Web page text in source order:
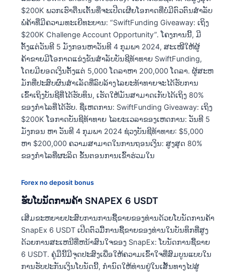
$200K ພວກເຮົາຕື່ນເຕັ້ນທີ່ຈະເປີດເຜີຍໂອກາດທີ່ບໍ່ມີຕົວຕົນສໍາລັບ
ພໍ່ຄ້າທີ່ມີຄວາມທະເຍີທະຍານ: “SwiftFunding Giveaway: ເຖິງ
$200K Challenge Account Opportunity”. ໂຄງການນີ້, ມີ
ຕັ້ງແຕ່ວັນທີ 5 ມັງກອນຫາວັນທີ 4 ກຸມພາ 2024, ສະເໜີໃຫ້ຜູ້
ຄ້າຂາຍມີໂອກາດແຂ່ງຂັນສໍາລັບບັນຊີທ້າທາຍ SwiftFunding,
ໂດຍມີຍອດເງິນຕັ້ງແຕ່ 5,000 ໂດລາຫາ 200,000 ໂດລາ. ຜູ້ສະຫ
ມັກທີ່ປະສົບຜົນສໍາເລັດທີ່ລົບລ້າງໄລຍະທ້າທາຍຈະໄດ້ຮັບການ
ເຂົ້າເຖິງບັນຊີທີ່ໄດ້ຮັບທຶນ, ເຮັດໃຫ້ມັນສາມາດເກັບໄດ້ເຖິງ 80%
ຂອງກໍາໄລທີ່ໄດ້ຮັບ. ຊື່ເຫດການ: SwiftFunding Giveaway: ເຖິງ
$200K ໂອກາດບັນຊີທ້າທາຍ ໄລຍະເວລາຂອງເຫດການ: ວັນທີ 5
ມັງກອນ ຫາ ວັນທີ 4 ກຸມພາ 2024 ຊ່ວງບັນຊີທ້າທາຍ: $5,000
ຫາ $200,000 ຄວາມສາມາດໃນການຖອນເງິນ: ສູງສຸດ 80%
ຂອງກໍາໄລທີ່ຜະລິດ ຂັ້ນຕອນການເຂົ້າຮ່ວມໃນ
Forex no deposit bonus
ຮັບໂບນັດການຄ້າ SNAPEX 6 USDT
ເສີມຂະຫຍາຍປະສົບການການຊື້ຂາຍຂອງທ່ານດ້ວຍໂບນັດການຄ້າ
SnapEx 6 USDT ເປີດຕົວມື້ການຊື້ຂາຍຂອງທ່ານໃນບັນທຶກທີ່ສູງ
ດ້ວຍການສະເຫນີທີ່ຫນ້າສົນໃຈຂອງ SnapEx: ໂບນັດການຊື້ຂາຍ
6 USDT. ຄູ່ມືນີ້ມີຈຸດປະສົງເພື່ອໃຫ້ຄວາມເຂົ້າໃຈທີ່ສົມບູນແບບໃນ
ການຮັບປະກັນເງິນໂບນັດນີ້, ກໍານົດໃຫ້ທ່ານຢູ່ໃນເສັ້ນທາງໄປສູ່